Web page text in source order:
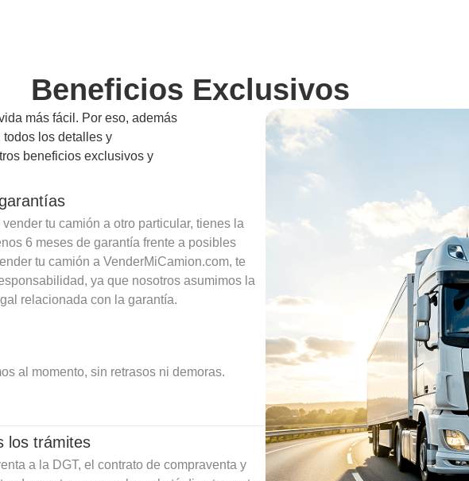
Beneficios Exclusivos
más fácil. Por eso, además
todos los detalles y
beneficios exclusivos y
tu camión a otro particular, tienes la
6 meses de garantía frente a posibles
tu camión a VenderMiCamion.com, te
ya que nosotros asumimos la
relacionada con la garantía.
al momento, sin retrasos ni demoras.
los trámites
a la DGT, el contrato de compraventa y